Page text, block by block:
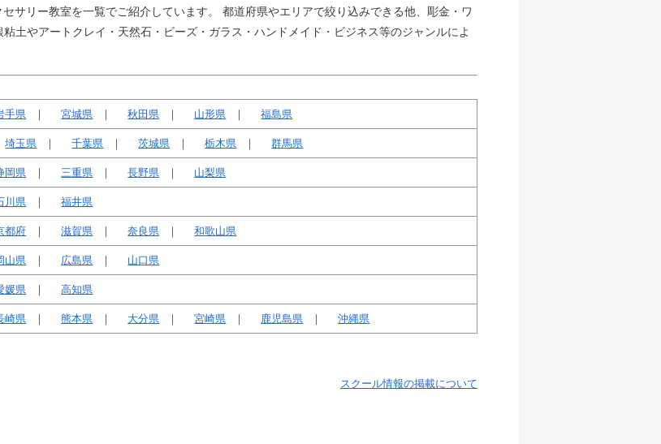
サリー教室を一覧でご紹介しています。 都道府県やエリアで絞り込みできる他、彫金・ワ
土やアートクレイ・天然石・ビーズ・ガラス・ハンドメイド・ビジネス等のジャンルによ
手県 宮城県 秋田県 山形県 福島県
埼玉県 千葉県 茨城県 栃木県 群馬県
岡県 三重県 長野県 山梨県
川県 福井県
都府 滋賀県 奈良県 和歌山県
山県 広島県 山口県
媛県 高知県
崎県 熊本県 大分県 宮崎県 鹿児島県 沖縄県
スクール情報の掲載について